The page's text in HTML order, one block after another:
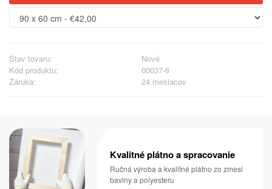
Stav tovaru:
Nové
Kód produktu:
00037-6
Záruka:
24 mesiacov
Kvalitné plátno a spracovanie
Ručná výroba a kvalitné plátno zo zmesi
bavlny a polyesteru